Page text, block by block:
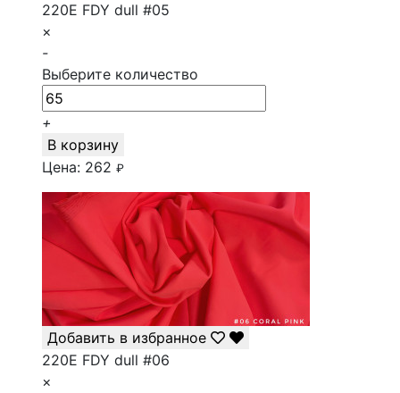
220E FDY dull #05
×
-
Выберите количество
+
В корзину
Цена: 262 ₽
Добавить в избранное
220E FDY dull #06
×